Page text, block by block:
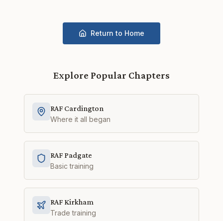
Return to Home
Explore Popular Chapters
RAF Cardington
Where it all began
RAF Padgate
Basic training
RAF Kirkham
Trade training